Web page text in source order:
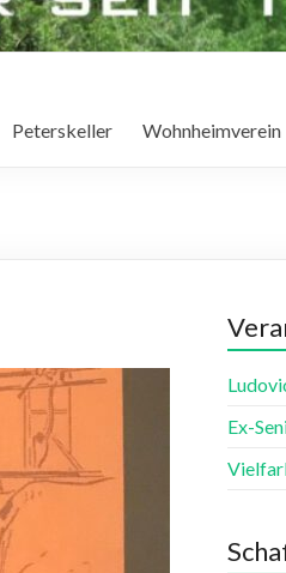
Peterskeller Wohnheimverein
Ex-